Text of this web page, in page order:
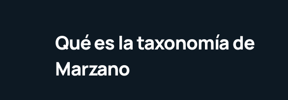
Qué es la taxonomía de
Marzano